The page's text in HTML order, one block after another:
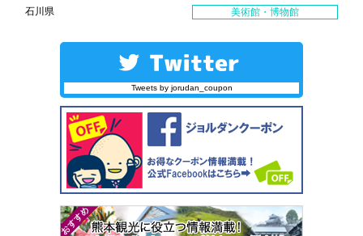
石川県 美術館・博物館
Tweets by jorudan_coupon